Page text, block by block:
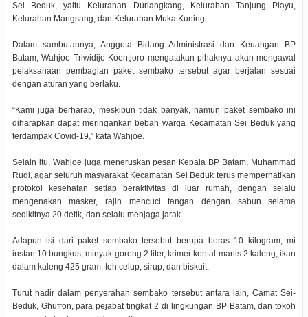
Sei Beduk, yaitu Kelurahan Duriangkang, Kelurahan Tanjung Piayu,
Kelurahan Mangsang, dan Kelurahan Muka Kuning.
Dalam sambutannya, Anggota Bidang Administrasi dan Keuangan BP
Batam, Wahjoe Triwidijo Koentjoro mengatakan pihaknya akan mengawal
pelaksanaan pembagian paket sembako tersebut agar berjalan sesuai
dengan aturan yang berlaku.
“Kami juga berharap, meskipun tidak banyak, namun paket sembako ini
diharapkan dapat meringankan beban warga Kecamatan Sei Beduk yang
terdampak Covid-19,” kata Wahjoe.
Selain itu, Wahjoe juga meneruskan pesan Kepala BP Batam, Muhammad
Rudi, agar seluruh masyarakat Kecamatan Sei Beduk terus memperhatikan
protokol kesehatan setiap beraktivitas di luar rumah, dengan selalu
mengenakan masker, rajin mencuci tangan dengan sabun selama
sedikitnya 20 detik, dan selalu menjaga jarak.
Adapun isi dari paket sembako tersebut berupa beras 10 kilogram, mi
instan 10 bungkus, minyak goreng 2 liter, krimer kental manis 2 kaleng, ikan
dalam kaleng 425 gram, teh celup, sirup, dan biskuit.
Turut hadir dalam penyerahan sembako tersebut antara lain, Camat Sei-
Beduk, Ghufron, para pejabat tingkat 2 di lingkungan BP Batam, dan tokoh